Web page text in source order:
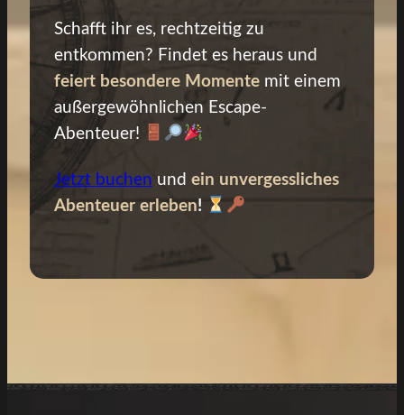
Schafft ihr es, rechtzeitig zu
entkommen? Findet es heraus und
feiert besondere Momente mit einem
außergewöhnlichen Escape-
Abenteuer!
Jetzt buchen und ein unvergessliches
Abenteuer erleben!